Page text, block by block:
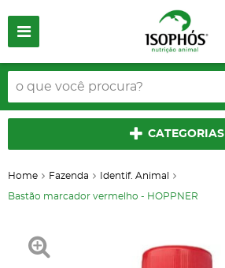
CATEGORIAS
Home Fazenda Identif. Animal
Bastão marcador vermelho - HOPPNER